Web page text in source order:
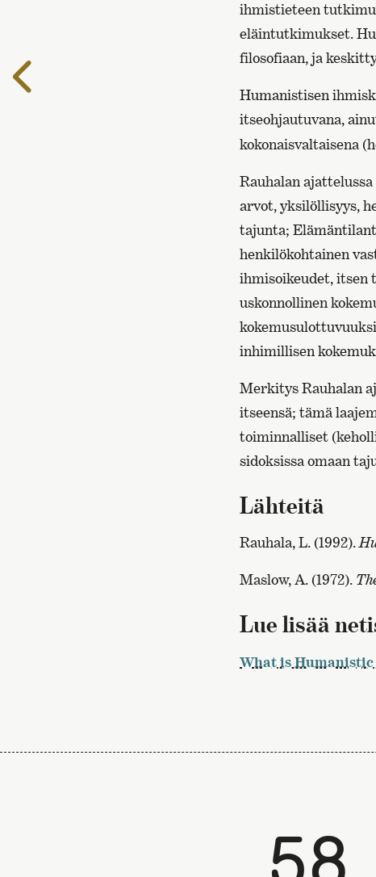
ihmistieteen
eläintutkimukset.
filosofiaan, ja
Humanistisen
itseohjautuvana,
kokonaisvaltaisena
Rauhalan
arvot, yksilöllisyys,
tajunta;
henkilökohtainen
ihmisoikeudet, itsen
uskonnollinen
inhimillisen
Merkitys Rauhalan
itseensä; tämä
toiminnalliset
sidoksissa omaan
Lähteitä
Rauhala, L. (1992).
Maslow, A. (1972).
Lue lisää
What is Humanistic